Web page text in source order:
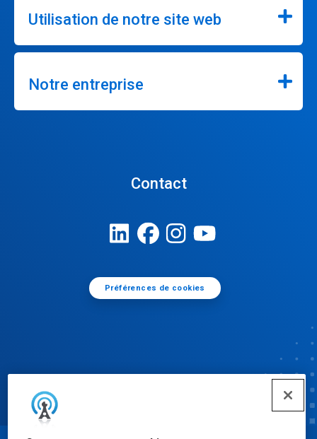
Utilisation de notre site web
Notre entreprise
Contact
Préférences de cookies